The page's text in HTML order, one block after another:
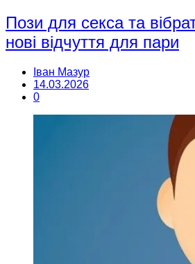
Пози для секса та
нові відчуття для пари
Іван Мазур
14.03.2026
0